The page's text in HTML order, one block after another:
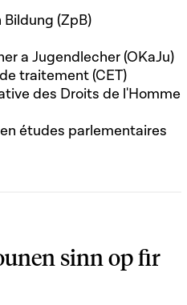
(ZpB)
a Jugendlecher (OKaJu)
traitement (CET)
des Droits de l'Homme
études parlementaires
sinn op fir